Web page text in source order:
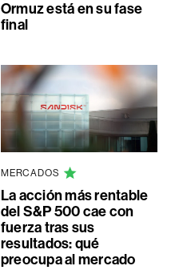
Ormuz está en su fase
final
MERCADOS
La acción más rentable
del S&P 500 cae con
fuerza tras sus
resultados: qué
preocupa al mercado